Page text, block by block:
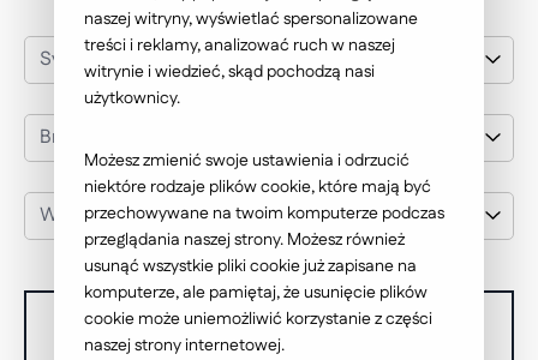
Systemy i aplikacje dedykowane
Branża
Wybierz klienta
W chwili obecnej nie dysponujemy żadnymi realizacjami.
naszej witryny, wyświetlać spersonalizowane
treści i reklamy, analizować ruch w naszej
witrynie i wiedzieć, skąd pochodzą nasi
użytkownicy.
Możesz zmienić swoje ustawienia i odrzucić
niektóre rodzaje plików cookie, które mają być
przechowywane na twoim komputerze podczas
przeglądania naszej strony. Możesz również
usunąć wszystkie pliki cookie już zapisane na
komputerze, ale pamiętaj, że usunięcie plików
cookie może uniemożliwić korzystanie z części
naszej strony internetowej.